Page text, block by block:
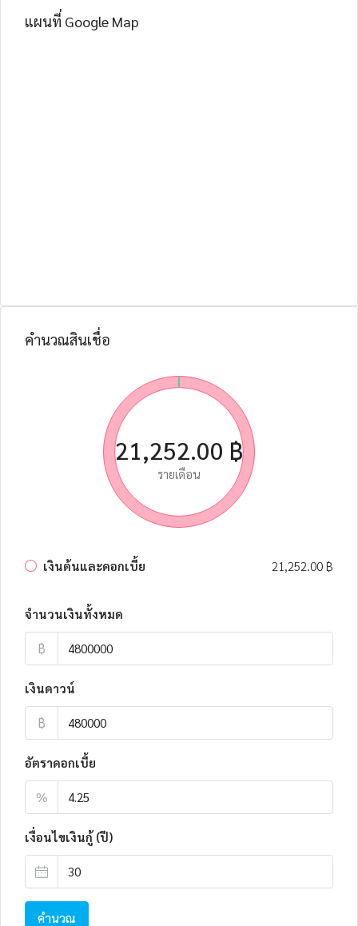
แผนที่ Google Map
คำนวณสินเชื่อ
21,252.00 ฿
รายเดือน
เงินต้นและดอกเบี้ย 21,252.00 ฿
จำนวนเงินทั้งหมด
฿
เงินดาวน์
฿
อัตราดอกเบี้ย
%
เงื่อนไขเงินกู้ (ปี)
คำนวณ